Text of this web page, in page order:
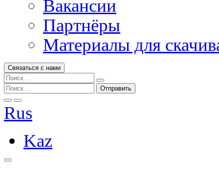
Вакансии
Партнёры
Материалы для
Связаться с нами
Rus
Kaz